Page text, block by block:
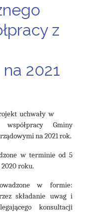
z
2021
uchwały w
Gminy
na 2021 rok.
w terminie od 5
roku.
w formie:
składanie uwag i
konsultacji